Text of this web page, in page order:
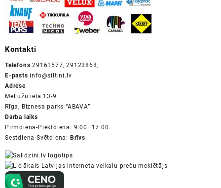
Kontakti
Telefons 29161577, 29123868;
E-pasts info@siltini.lv
Adrese
Mellužu iela 13-9
Rīga, Biznesa parks “ABAVA”
Darba laiks
Pirmdiena-Piektdiena: 9:00–17:00
Sestdiena-Svētdiena: Brīvs